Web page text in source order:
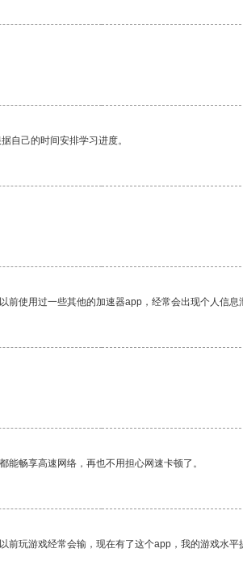
自己的时间安排学习进度。
使用过一些其他的加速器app，经常会出现个人信息
畅享高速网络，再也不用担心网速卡顿了。
玩游戏经常会输，现在有了这个app，我的游戏水平